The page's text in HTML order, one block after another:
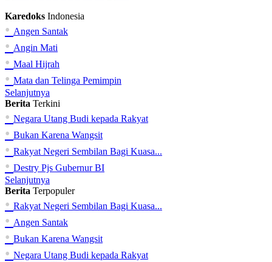
Karedoks Indonesia
• Angen Santak
• Angin Mati
• Maal Hijrah
• Mata dan Telinga Pemimpin
Selanjutnya
Berita Terkini
• Negara Utang Budi kepada Rakyat
• Bukan Karena Wangsit
• Rakyat Negeri Sembilan Bagi Kuasa...
• Destry Pjs Gubernur BI
Selanjutnya
Berita Terpopuler
• Rakyat Negeri Sembilan Bagi Kuasa...
• Angen Santak
• Bukan Karena Wangsit
• Negara Utang Budi kepada Rakyat